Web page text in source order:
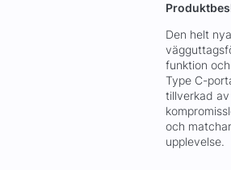
Den helt
funktion
Type C-
tillverkad
och
upplevelse.